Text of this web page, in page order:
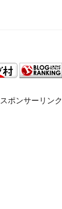
スポンサーリンク